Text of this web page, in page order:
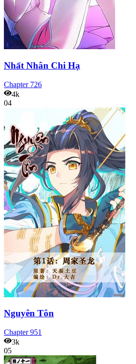
Nhất Nhân Chi Hạ
Chapter 726
4k
04
Nguyên Tôn
Chapter951
3k
05